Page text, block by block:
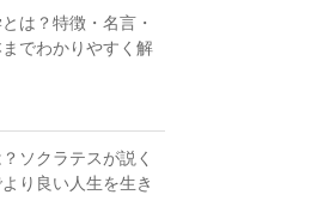
は？特徴・名言・
でわかりやすく解
ソクラテスが説く
り良い人生を生き